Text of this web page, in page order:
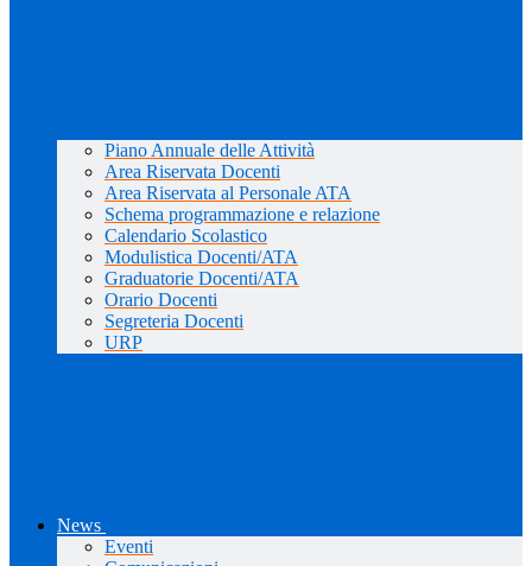
Piano Annuale delle Attività
Area Riservata Docenti
Area Riservata al Personale ATA
Schema programmazione e relazione
Calendario Scolastico
Modulistica Docenti/ATA
Graduatorie Docenti/ATA
Orario Docenti
Segreteria Docenti
URP
News
Eventi